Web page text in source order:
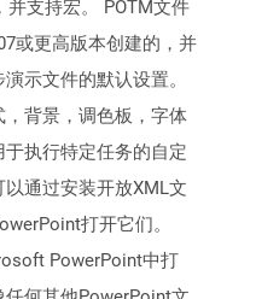
支持宏。 POTM文件
或更高版本创建的，并
示文件的默认设置。
背景，调色板，字体
执行特定任务的自定
通过安装开放XML文
打开它们。
PowerPoint中打